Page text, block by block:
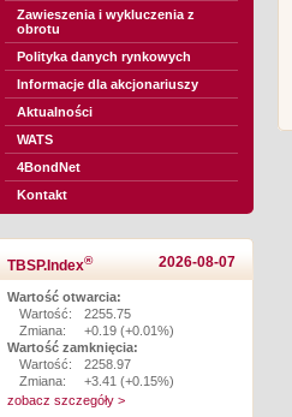
Zawieszenia i wykluczenia z
obrotu
Polityka danych rynkowych
Informacje dla akcjonariuszy
Aktualności
WATS
4BondNet
Kontakt
TBSP.Index® 2026-08-07
Wartość otwarcia:
Wartość:
2255.75
Zmiana:
+0.19 (+0.01%)
Wartość zamknięcia:
Wartość:
2258.97
Zmiana:
+3.41 (+0.15%)
zobacz szczegóły >